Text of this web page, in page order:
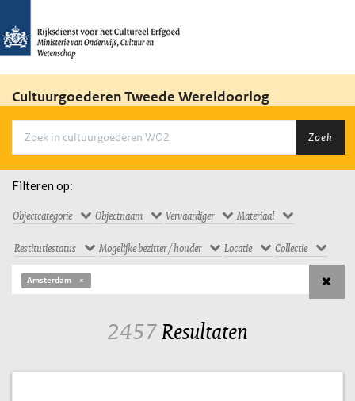
Cultuurgoederen Tweede Wereldoorlog
Zoek
Filteren op:
Objectcategorie Objectnaam Vervaardiger Materiaal
Restitutiestatus Mogelijke bezitter / houder Locatie Collectie
Amsterdam
2457Resultaten